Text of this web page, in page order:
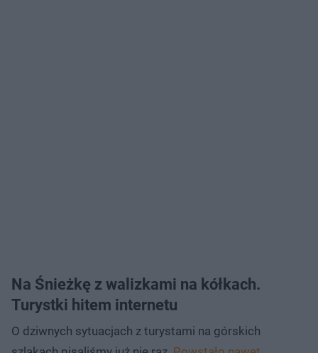
Na Śnieżkę z walizkami na kółkach.
Turystki hitem internetu
O dziwnych sytuacjach z turystami na górskich